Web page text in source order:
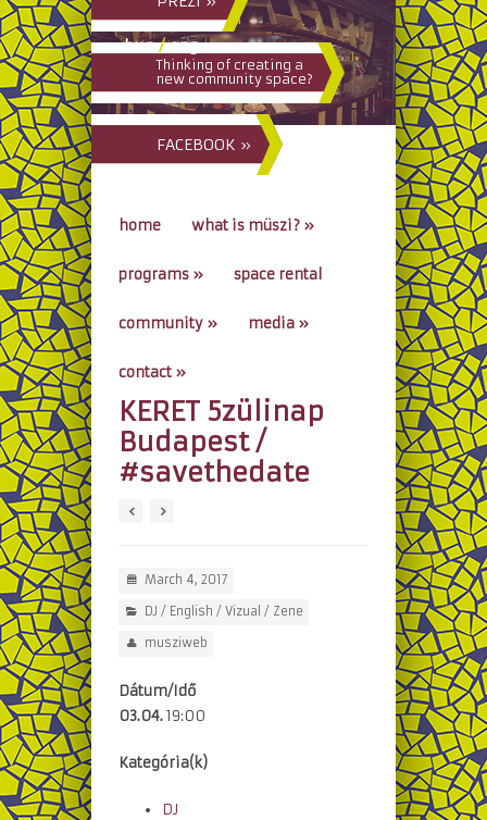
hun/eng
Thinking of creating a
new community space?
FACEBOOK »
home what is müszi? »
programs » space rental
community » media »
contact »
go to...
KERET 5zülinap
Budapest /
#savethedate
March 4, 2017
DJ / English / Vizual / Zene
musziweb
Dátum/Idő
03.04.19:00
Kategória(k)
DJ